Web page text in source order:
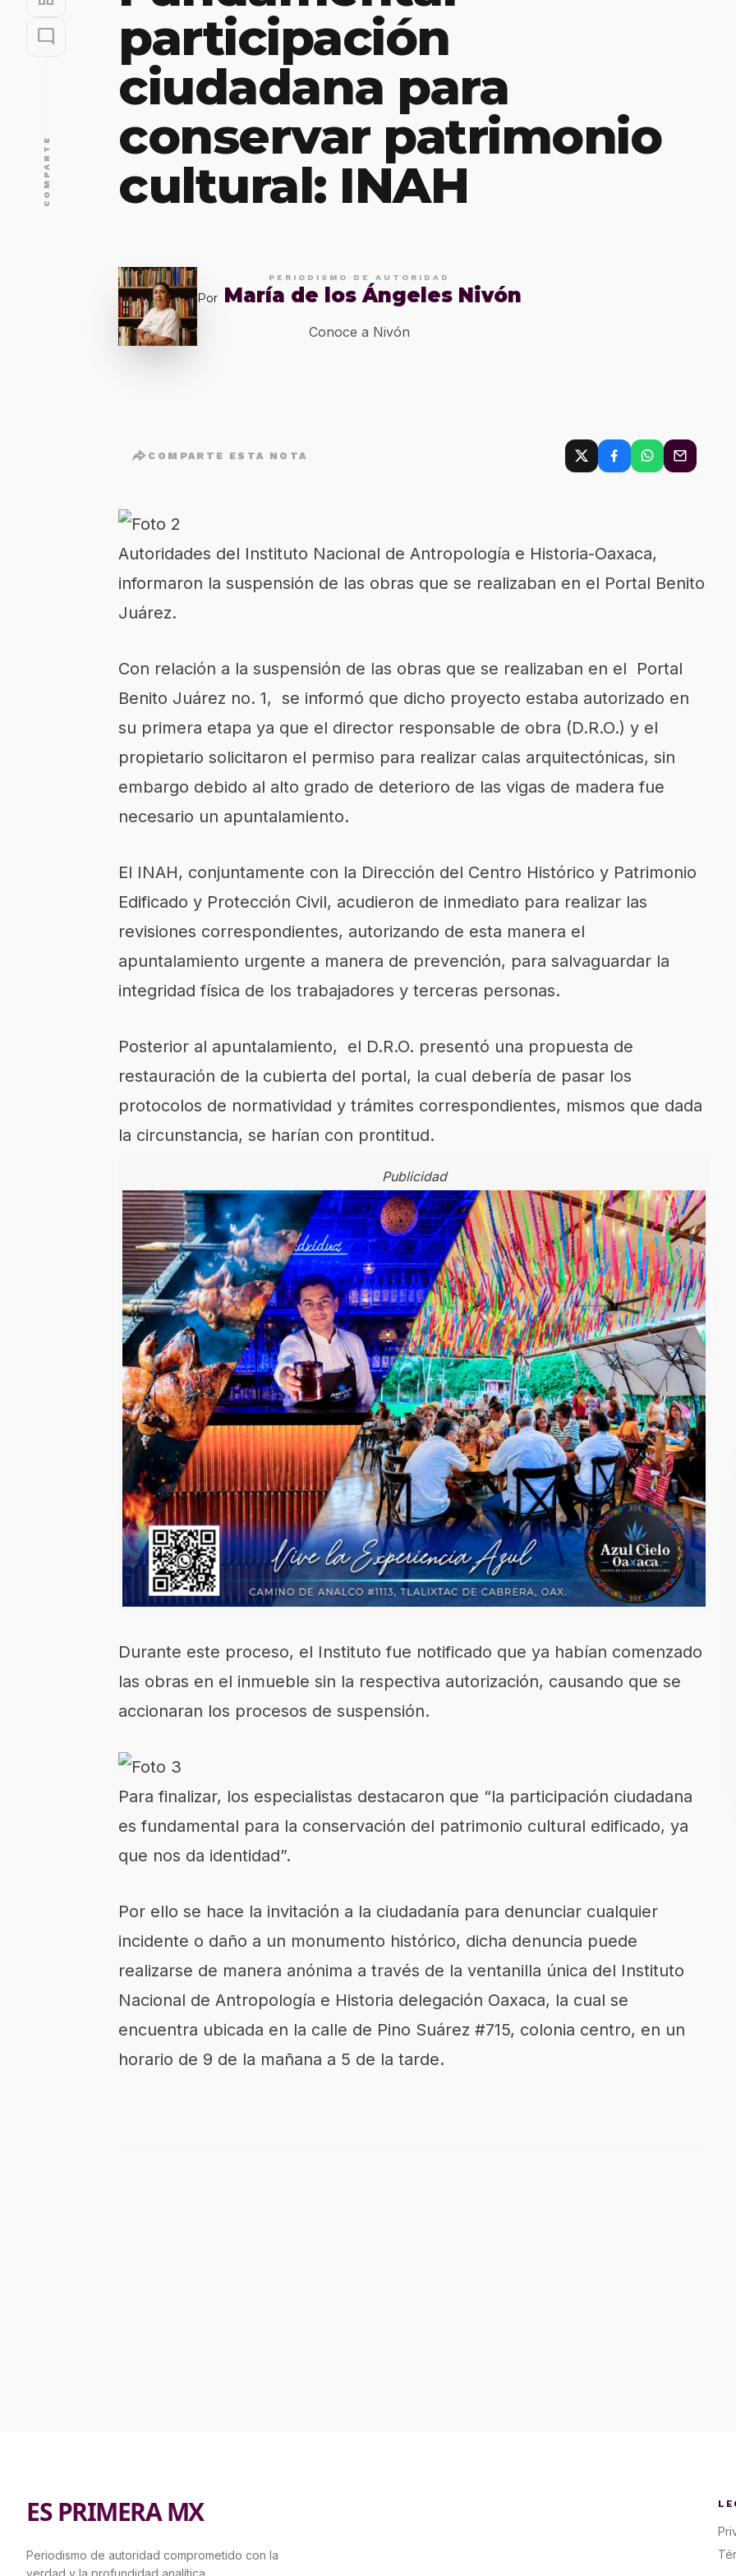
mode_comment
COMPARTE
participación
ciudadana para
conservar patrimonio
cultural: INAH
PERIODISMO DE AUTORIDAD
Por María de los Ángeles Nivón
Conoce a Nivón
COMPARTE ESTA NOTA
Autoridades del Instituto Nacional de Antropología e Historia-Oaxaca,
informaron la suspensión de las obras que se realizaban en el Portal Benito
Juárez.
Con relación a la suspensión de las obras que se realizaban en el Portal
Benito Juárez no. 1, se informó que dicho proyecto estaba autorizado en
su primera etapa ya que el director responsable de obra (D.R.O.) y el
propietario solicitaron el permiso para realizar calas arquitectónicas, sin
embargo debido al alto grado de deterioro de las vigas de madera fue
necesario un apuntalamiento.
El INAH, conjuntamente con la Dirección del Centro Histórico y Patrimonio
Edificado y Protección Civil, acudieron de inmediato para realizar las
revisiones correspondientes, autorizando de esta manera el
apuntalamiento urgente a manera de prevención, para salvaguardar la
integridad física de los trabajadores y terceras personas.
Posterior al apuntalamiento, el D.R.O. presentó una propuesta de
restauración de la cubierta del portal, la cual debería de pasar los
protocolos de normatividad y trámites correspondientes, mismos que dada
la circunstancia, se harían con prontitud.
Publicidad
Durante este proceso, el Instituto fue notificado que ya habían comenzado
las obras en el inmueble sin la respectiva autorización, causando que se
accionaran los procesos de suspensión.
Para finalizar, los especialistas destacaron que “la participación ciudadana
es fundamental para la conservación del patrimonio cultural edificado, ya
que nos da identidad”.
Por ello se hace la invitación a la ciudadanía para denunciar cualquier
incidente o daño a un monumento histórico, dicha denuncia puede
realizarse de manera anónima a través de la ventanilla única del Instituto
Nacional de Antropología e Historia delegación Oaxaca, la cual se
encuentra ubicada en la calle de Pino Suárez #715, colonia centro, en un
horario de 9 de la mañana a 5 de la tarde.
ES PRIMERA MX
Periodismo de autoridad comprometido con la
verdad y la profundidad analítica.